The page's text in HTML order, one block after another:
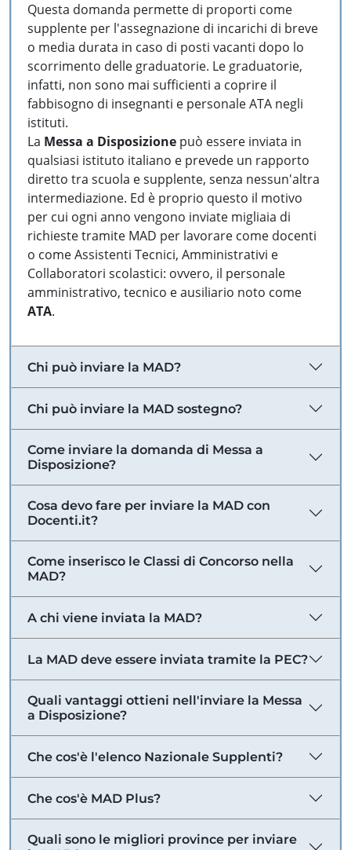
Questa domanda permette di proporti come
supplente per l'assegnazione di incarichi di breve
o media durata in caso di posti vacanti dopo lo
scorrimento delle graduatorie. Le graduatorie,
infatti, non sono mai sufficienti a coprire il
fabbisogno di insegnanti e personale ATA negli
istituti.
La Messa a Disposizione può essere inviata in
qualsiasi istituto italiano e prevede un rapporto
diretto tra scuola e supplente, senza nessun'altra
intermediazione. Ed è proprio questo il motivo
per cui ogni anno vengono inviate migliaia di
richieste tramite MAD per lavorare come docenti
o come Assistenti Tecnici, Amministrativi e
Collaboratori scolastici: ovvero, il personale
amministrativo, tecnico e ausiliario noto come
ATA.
Chi può inviare la MAD?
Chi può inviare la MAD sostegno?
Come inviare la domanda di Messa a
Disposizione?
Cosa devo fare per inviare la MAD con
Docenti.it?
Come inserisco le Classi di Concorso nella
MAD?
A chi viene inviata la MAD?
La MAD deve essere inviata tramite la PEC?
Quali vantaggi ottieni nell'inviare la Messa
a Disposizione?
Che cos'è l'elenco Nazionale Supplenti?
Che cos'è MAD Plus?
Quali sono le migliori province per inviare